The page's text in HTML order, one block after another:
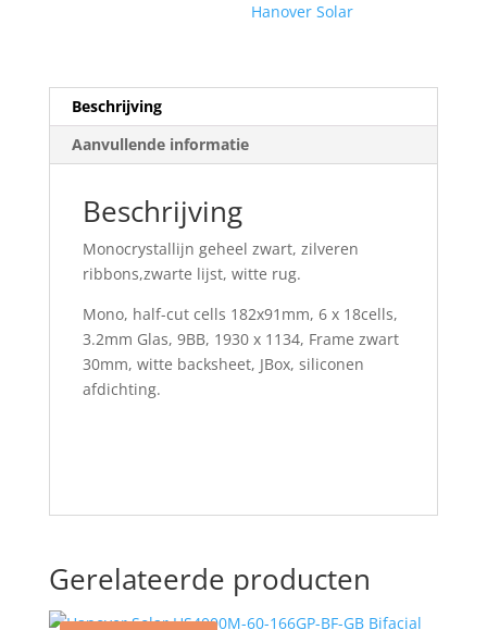
Hanover Solar
Beschrijving
Aanvullende informatie
Beschrijving
Monocrystallijn geheel zwart, zilveren
ribbons,zwarte lijst, witte rug.
Mono, half-cut cells 182x91mm, 6 x 18cells,
3.2mm Glas, 9BB, 1930 x 1134, Frame zwart
30mm, witte backsheet, JBox, siliconen
afdichting.
Gerelateerde producten